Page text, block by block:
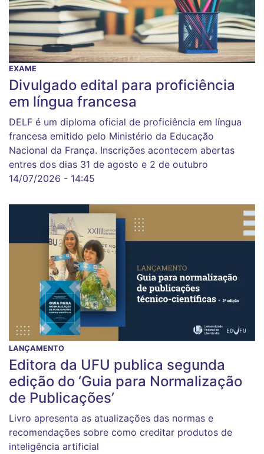
EXAME
Divulgado edital para proficiência
em língua francesa
DELF é um diploma oficial de proficiência em língua
francesa emitido pelo Ministério da Educação
Nacional da França. Inscrições acontecem abertas
entres dos dias 31 de agosto e 2 de outubro
14/07/2026 - 14:45
LANÇAMENTO
Editora da UFU publica segunda
edição do ‘Guia para Normalização
de Publicações’
Livro apresenta as atualizações das normas e
recomendações sobre como creditar produtos de
inteligência artificial